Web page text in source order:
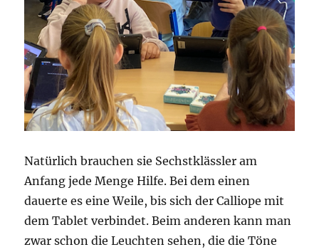
Natürlich brauchen sie Sechstklässler am
Anfang jede Menge Hilfe. Bei dem einen
dauerte es eine Weile, bis sich der Calliope mit
dem Tablet verbindet. Beim anderen kann man
zwar schon die Leuchten sehen, die die Töne